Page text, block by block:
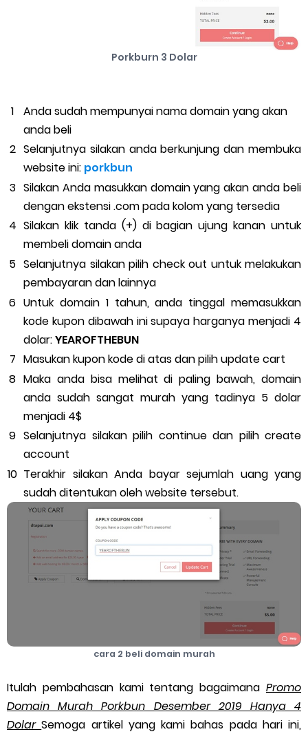
Porkburn 3 Dolar
Anda sudah mempunyai nama domain yang akan
anda beli
Selanjutnya silakan anda berkunjung dan membuka
website ini: porkbun
Silakan Anda masukkan domain yang akan anda beli
dengan ekstensi .com pada kolom yang tersedia
Silakan klik tanda (+) di bagian ujung kanan untuk
membeli domain anda
Selanjutnya silakan pilih check out untuk melakukan
pembayaran dan lainnya
Untuk domain 1 tahun, anda tinggal memasukkan
kode kupon dibawah ini supaya harganya menjadi 4
dolar:YEAROFTHEBUN
Masukan kupon kode di atas dan pilih update cart
Maka anda bisa melihat di paling bawah, domain
anda sudah sangat murah yang tadinya 5 dolar
menjadi 4$
Selanjutnya silakan pilih continue dan pilih create
account
Terakhir silakan Anda bayar sejumlah uang yang
sudah ditentukan oleh website tersebut.
cara 2 beli domain murah
Itulah pembahasan kami tentang bagaimana Promo
Domain Murah Porkbun Desember 2019 Hanya 4
DolarSemoga artikel yang kami bahas pada hari ini,